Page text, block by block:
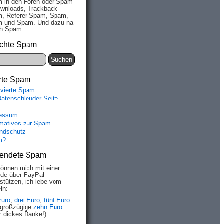
in den Fo­ren oder Spam
Track­back-
Re­fe­rer-Spam, Spam,
und Spam. Und da­zu na­
Spam.
Spam
Spam
Spam
Seite
zur Spam
Spam
mich mit einer
über PayPal
ich lebe vom
, drei Euro, fünf Euro
zehn Euro
dickes Danke!)